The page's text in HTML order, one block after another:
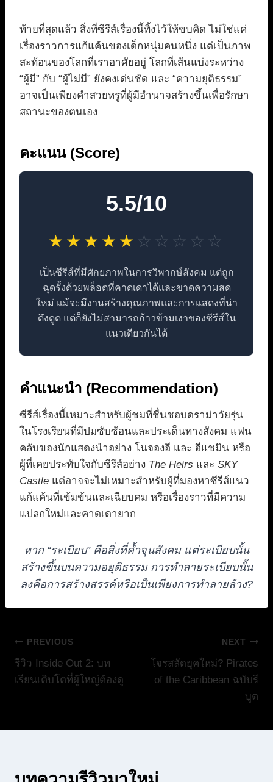
ท้ายที่สุดแล้ว สิ่งที่ซีรีส์เรื่องนี้ทิ้งไว้ให้ขบคิด ไม่ใช่แค่
เรื่องราวการแก้แค้นของเด็กหนุ่มคนหนึ่ง แต่เป็นภาพ
สะท้อนของโลกที่เราอาศัยอยู่ โลกที่เส้นแบ่งระหว่าง
“ผู้มี” กับ “ผู้ไม่มี” ยังคงเด่นชัด และ “ความยุติธรรม”
อาจเป็นเพียงคำสวยหรูที่ผู้มีอำนาจสร้างขึ้นเพื่อรักษา
สถานะของตนเอง
คะแนน (Score)
5.5/10
★★★★★ ☆☆☆☆☆
เป็นซีรีส์ที่มีศักยภาพในการวิพากษ์สังคม แต่ถูก
ฉุดรั้งด้วยพล็อตที่คาดเดาได้และขาดความสด
ใหม่ แม้จะมีงานสร้างคุณภาพและการแสดงที่น่า
ดึงดูด แต่ก็ยังไม่สามารถก้าวข้ามเงาของซีรีส์ใน
แนวเดียวกันได้
คำแนะนำ (Recommendation)
ซีรีส์เรื่องนี้เหมาะสำหรับผู้ชมที่ชื่นชอบดราม่าวัยรุ่น
ในโรงเรียนที่มีปมซับซ้อนและประเด็นทางสังคม แฟน
คลับของนักแสดงนำอย่าง โนจองอี และ อีแชมิน หรือ
ผู้ที่เคยประทับใจกับซีรีส์อย่าง The Heirs และ SKY
Castle แต่อาจจะไม่เหมาะสำหรับผู้ที่มองหาซีรีส์แนว
แก้แค้นที่เข้มข้นและเฉียบคม หรือเรื่องราวที่มีความ
แปลกใหม่และคาดเดายาก
หาก “ระเบียบ” คือสิ่งที่ค้ำจุนสังคม แต่ระเบียบนั้น
สร้างขึ้นบนความอยุติธรรม การทำลายระเบียบนั้น
ลงคือการสร้างสรรค์หรือเป็นเพียงการทำลายล้าง?
แนะแนว
เรื่อง
PREVIOUS
รีวิว Inside Out 2: บท
เรียนเติบโตที่ผู้ใหญ่ต้องดู
NEXT
โจรสลัดยุคใหม่? Pirates
of the Caribbean ฉบับรี
บูต